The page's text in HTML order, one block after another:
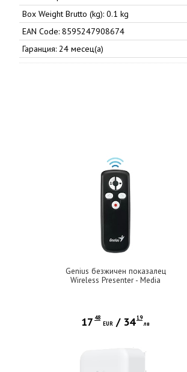
Box Weight Brutto (kg): 0.1 kg
EAN Code: 8595247908674
Гаранция: 24 месец(а)
Genius безжичен показалец
Wireless Presenter - Media
17 48
EUR / 3419
лв